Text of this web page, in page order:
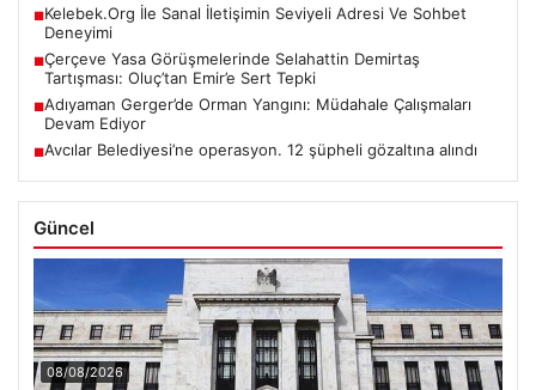
■Kelebek.Org İle Sanal İletişimin Seviyeli Adresi Ve Sohbet
Deneyimi
■Çerçeve Yasa Görüşmelerinde Selahattin Demirtaş
Tartışması: Oluç’tan Emir’e Sert Tepki
■Adıyaman Gerger’de Orman Yangını: Müdahale Çalışmaları
Devam Ediyor
■Avcılar Belediyesi’ne operasyon. 12 şüpheli gözaltına alındı
Güncel
08/08/2026